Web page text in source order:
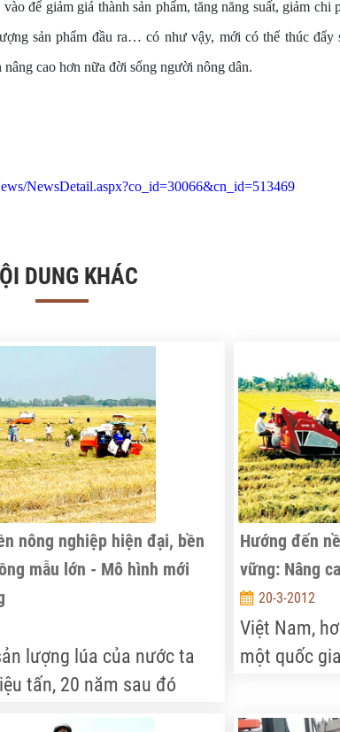
để giảm giá thành sản phẩm, tăng năng suất, giảm chi
sản phẩm đầu ra… có như vậy, mới có thể thúc đẩy
cao hơn nữa đời sống người nông dân.
NewsDetail.aspx?co_id=30066&cn_id=513469
DUNG KHÁC
nông nghiệp hiện đại, bền
mẫu lớn - Mô hình mới
lượng lúa của nước ta
tấn, 20 năm sau đó
Hướng đến
vững: Nâng
20-3-2012
Việt Nam,
một quốc
sáng suốt